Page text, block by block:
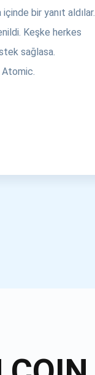
bir yanıt aldılar.
Keşke herkes
sağlasa.